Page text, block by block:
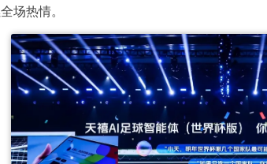
场热情。